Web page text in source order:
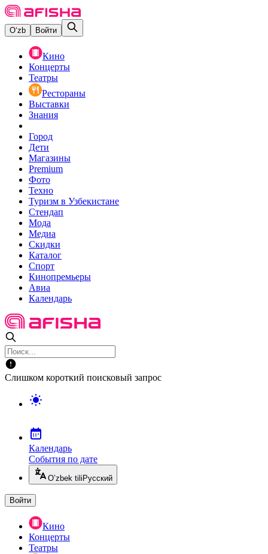
O‘zb Войти
Кино
Концерты
Театры
Рестораны
Выставки
Знания
Город
Дети
Магазины
Premium
Фото
Техно
Туризм в Узбекистане
Стендап
Мода
Медиа
Скидки
Каталог
Спорт
Кинопремьеры
Авиа
Календарь
Слишком короткий поисковый запрос
Календарь
События по дате
O’zbek tili Русский
Войти
Кино
Концерты
Театры